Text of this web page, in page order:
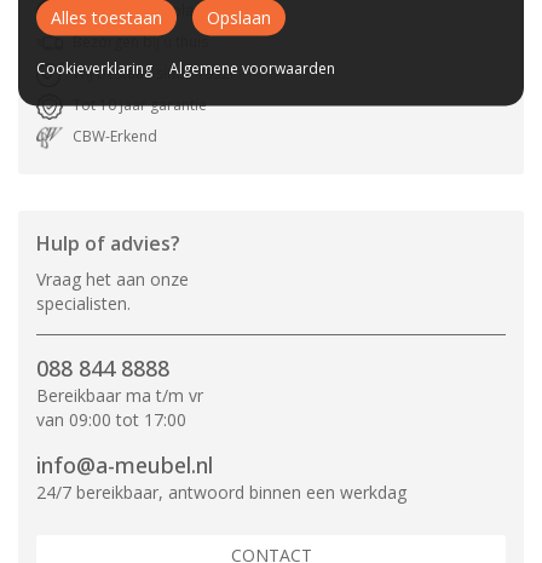
Gratis parkeerplaats
Bezorgen bij u thuis
Wij bestaan sinds 1992!
Tot 10 jaar garantie
CBW-Erkend
Hulp of advies?
Vraag het aan onze
specialisten.
088 844 8888
Bereikbaar ma t/m vr
van 09:00 tot 17:00
info@a-meubel.nl
24/7 bereikbaar, antwoord binnen een werkdag
CONTACT
Alles toestaan Opslaan
Cookieverklaring Algemene voorwaarden